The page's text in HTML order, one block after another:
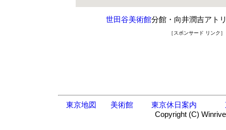
世田谷美術館分館・向井潤吉ア
［スポンサード リンク］
東京地図 美術館 東京休日案内
Copyright (C)